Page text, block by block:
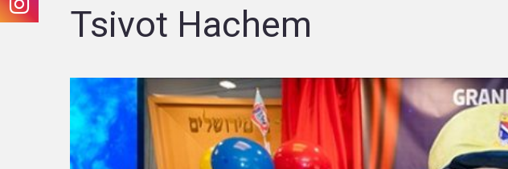
Tsivot Hachem